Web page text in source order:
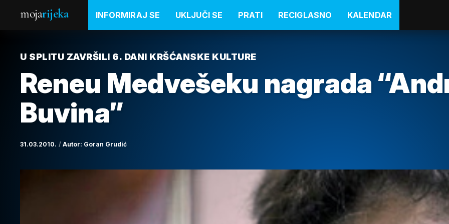
mojarijeka INFORMIRAJ SE UKLJUČI SE PRATI RECIGLASNO KALENDAR
U SPLITU ZAVRŠILI 6. DANI KRŠĆANSKE KULTURE
Reneu Medvešeku nagrada
Buvina”
31.03.2010. Autor: Goran Grudić